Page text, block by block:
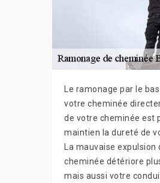
Le ramonage par le
votre cheminée
de votre cheminée est
maintien la dureté de
La mauvaise
cheminée détériore
mais aussi votre